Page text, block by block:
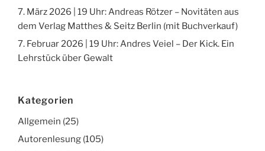
7. März 2026 | 19 Uhr: Andreas Rötzer – Novitäten aus
dem Verlag Matthes & Seitz Berlin (mit Buchverkauf)
7. Februar 2026 | 19 Uhr: Andres Veiel – Der Kick. Ein
Lehrstück über Gewalt
Kategorien
Allgemein (25)
Autorenlesung (105)